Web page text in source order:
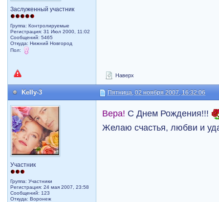
Заслуженный участник
Группа: Контролируемые
Регистрация: 31 Июл 2000, 11:02
Сообщений: 5465
Откуда: Нижний Новгород
Пол:
Наверх
Kelly-3 Пятница, 02 ноября 2007, 16:32:06
Участник
Группа: Участники
Регистрация: 24 мая 2007, 23:58
Сообщений: 123
Откуда: Воронеж
Вера! С Днем Рождения!!!
Желаю счастья, любви и